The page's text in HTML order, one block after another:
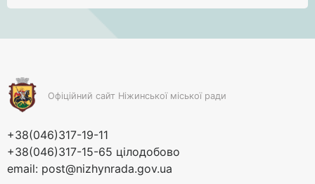
Офіційний сайт Ніжинської міської ради
+38(046)317-19-11
+38(046)317-15-65 цілодобово
email: post@nizhynrada.gov.ua